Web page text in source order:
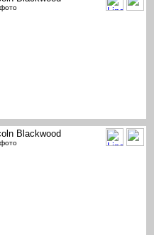
Blackwood